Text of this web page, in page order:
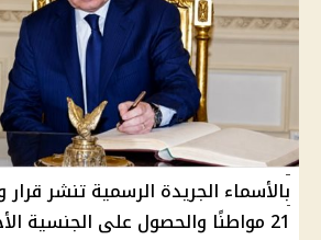
بالأسماء الجريدة الرسمية تنشر قرار
21 مواطنًا والحصول على الجنسية الأجنبية